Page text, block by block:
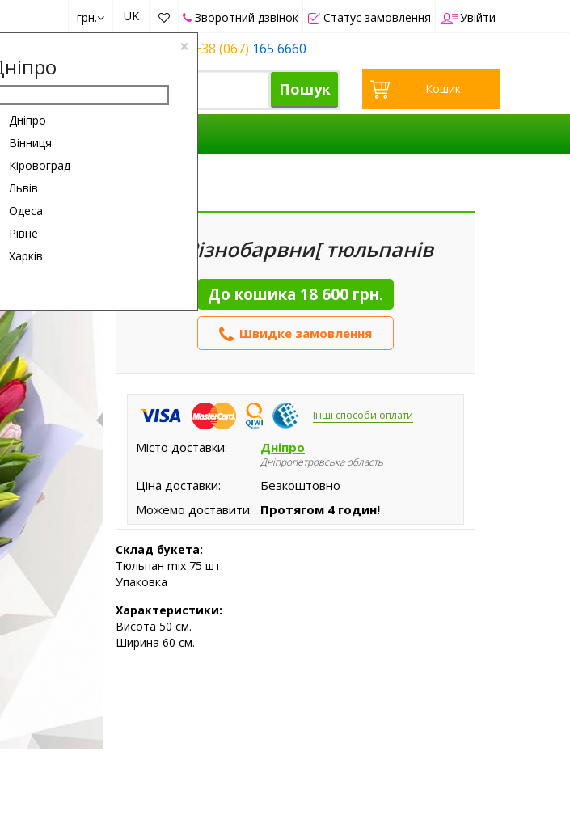
×
Дніпро
Вінниця
Кіровоград
Львів
Одеса
Рівне
Харків
грн. UK Зворотний дзвінок Статус замовлення Увійти
+38 (067) 165 6660
Пошук Кошик
60 см
75 Різнобарвни[ тюльпанів
До кошика 18 600 грн.
Швидке замовлення
Інші способи оплати
Місто доставки: Дніпро
Дніпропетровська область
Ціна доставки:
Безкоштовно
Можемо доставити: Протягом 4 годин!
Склад букета:
Тюльпан mix 75 шт.
Упаковка
Характеристики:
Висота 50 см.
Ширина 60 см.